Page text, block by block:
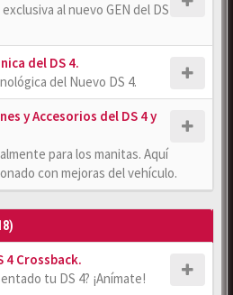
al nuevo GEN del DS
del DS 4.
del Nuevo DS 4.
y Accesorios del DS 4 y
para los manitas. Aquí
con mejoras del vehículo.
4 Crossback.
tu DS 4? ¡Anímate!